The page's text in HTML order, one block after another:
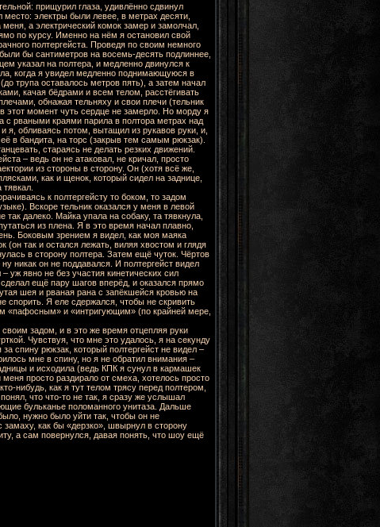
прищурил глаза, удивлённо сдвинул
электры были левее, в метрах десяти,
а электрический комок замер и замолчал,
по курсу. Именно на нём я остановил свой
полтергейста. Проведя по своим немного
бы сантиметров на восемь-десять подлиннее,
указал на полтера, и медленно двинулся к
когда я увидел медленно поднимающуюся в
трупа оставалось метров пять), а затем начал
качая бёдрами и всем телом, расстёгивать
обнажая тельняху и свои плечи (тельник
этот момент чуть сердце не замерло. Но морду я
с рваными краями парила в полтора метрах над
я, обливаясь потом, вытащил из рукавов руки, и,
в бандита, на торс (закрыв тем самым рюкзак).
стараясь не делать резких движений.
– ведь он не атаковал, не кричал, просто
из стороны в сторону. Он (хотя всё же,
как и щенок, который сидел на заднице,
к полтергейсту то боком, то задом
Вскоре тельник оказался у меня в левой
так далеко. Майка упала на собаку, та тявкнула,
из плена. Я в это время начал плавно,
Боковым зрением я видел, как моя маяка
(он так и остался лежать, виляя хвостом и глядя
в сторону полтера. Затем ещё чуток. Чёртов
никак он не поддавался. И полтергейст видел
уж явно не без участия кинетических сил
ещё пару шагов вперёд, и оказался прямо
шея и рваная рана с запёкшейся кровью на
спорить. Я еле сдержался, чтобы не скривить
«пафосным» и «интригующим» (по крайней мере,
задом, и в это же время отцепляя руки
Чувствуя, что мне это удалось, я на секунду
спину рюкзак, который полтергейст не видел –
мне в спину, но я не обратил внимания –
и исходила (ведь КПК я сунул в кармашек
просто раздирало от смеха, хотелось просто
нибудь, как я тут телом трясу перед полтером,
что что-то не так, я сразу же услышал
бульканье поломанного унитаза. Дальше
нужно было уйти так, чтобы он не
как бы «дерзко», швырнул в сторону
а сам повернулся, давая понять, что шоу ещё